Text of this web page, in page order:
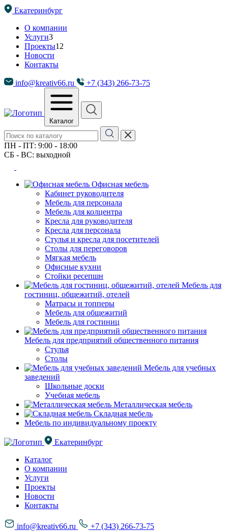
Екатеринбург
О компании
Услуги3
Проекты12
Новости
Контакты
info@kreativ66.ru +7 (343) 266-73-75
Каталог
ПН - ПТ: 9:00 - 18:00
СБ - ВС: выходной
Офисная мебель
Кабинет руководителя
Мебель для персонала
Мебель для колцентра
Кресла для руководителя
Кресла для персонала
Стулья и кресла для посетителей
Столы для переговоров
Мягкая мебель
Офисные кухни
Стойки ресепшн
Мебель для
гостиниц, общежитий, отелей
Матрасы и топперы
Мебель для общежитий
Мебель для гостиниц
Мебель для предприятий общественного питания
Стулья
Столы
Мебель для учебных
заведений
Школьные доски
Учебная мебель
Металлическая мебель
Складная мебель
Мебель по индивидуальному проекту
Екатеринбург
Каталог
О компании
Услуги
Проекты
Новости
Контакты
info@kreativ66.ru
+7 (343) 266-73-75